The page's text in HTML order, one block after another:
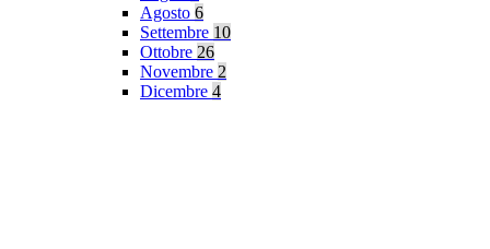
Agosto 6
Settembre 10
Ottobre 26
Novembre 2
Dicembre 4